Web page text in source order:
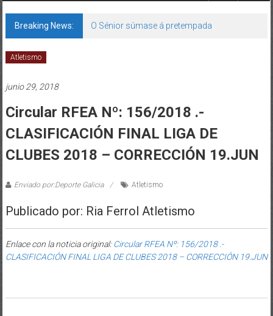
Breaking News: O Sénior súmase á pretempada
Atletismo
junio 29, 2018
Circular RFEA Nº: 156/2018 .-
CLASIFICACIÓN FINAL LIGA DE
CLUBES 2018 – CORRECCIÓN 19.JUN
Enviado por:Deporte Galicia Atletismo
Publicado por: Ria Ferrol Atletismo
Enlace con la noticia original:Circular RFEA Nº: 156/2018 .-
CLASIFICACIÓN FINAL LIGA DE CLUBES 2018 – CORRECCIÓN 19.JUN